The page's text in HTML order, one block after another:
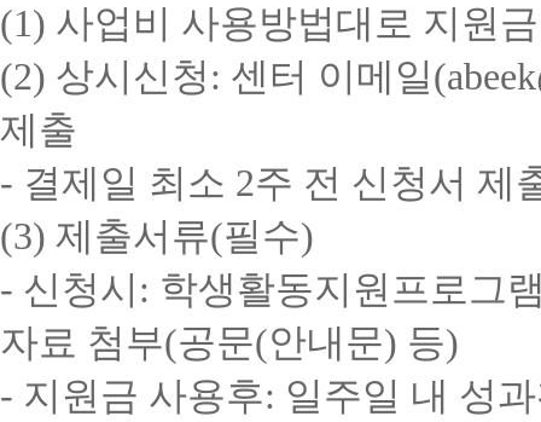
(1) 사업비 사용방법대로 지원
(2) 상시신청: 센터 이메일
제출
- 결제일 최소 2주 전 신청서 제
(3) 제출서류(필수)
- 신청시 : 학생활동지원프로그
자료 첨부(공문(안내문) 등)
- 지원금 사용후: 일주일 내 성